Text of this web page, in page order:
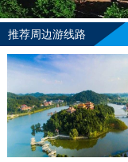
推荐周边游线路